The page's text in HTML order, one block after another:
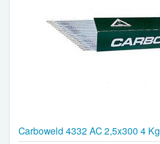
Carboweld 4332 AC 2,5x300 4 Kg